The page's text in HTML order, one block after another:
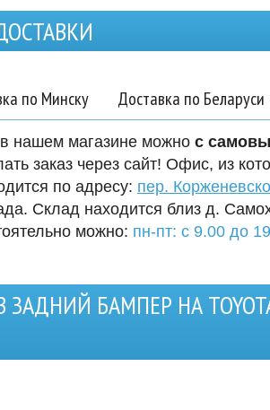
по Минску Доставка по Беларуси
в нашем магазине можно с
заказ через сайт! Офис, из
по адресу: пер.
Склад находится близ д.
можно: пн-пт: с 9.00 до
ЗАДНИЙ БАМПЕР НА